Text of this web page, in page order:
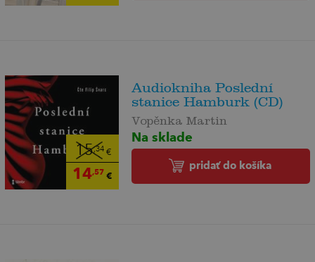
15,34€
14,57 €
Audiokniha Poslední
stanice Hamburk (CD)
Vopěnka Martin
Na sklade
pridať do košíka